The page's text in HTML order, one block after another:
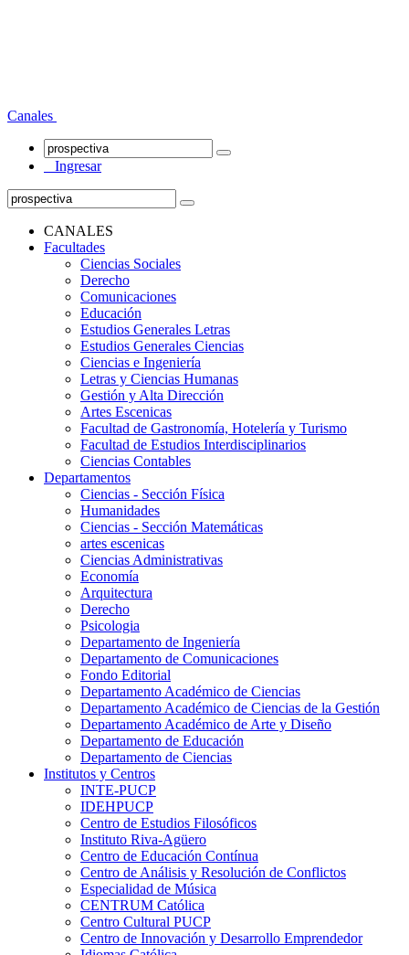
Canales
Ingresar
CANALES
Facultades
Ciencias Sociales
Derecho
Comunicaciones
Educación
Estudios Generales Letras
Estudios Generales Ciencias
Ciencias e Ingeniería
Letras y Ciencias Humanas
Gestión y Alta Dirección
Artes Escenicas
Facultad de Gastronomía, Hotelería y Turismo
Facultad de Estudios Interdisciplinarios
Ciencias Contables
Departamentos
Ciencias - Sección Física
Humanidades
Ciencias - Sección Matemáticas
artes escenicas
Ciencias Administrativas
Economía
Arquitectura
Derecho
Psicologia
Departamento de Ingeniería
Departamento de Comunicaciones
Fondo Editorial
Departamento Académico de Ciencias
Departamento Académico de Ciencias de la Gestión
Departamento Académico de Arte y Diseño
Departamento de Educación
Departamento de Ciencias
Institutos y Centros
INTE-PUCP
IDEHPUCP
Centro de Estudios Filosóficos
Instituto Riva-Agüero
Centro de Educación Contínua
Centro de Análisis y Resolución de Conflictos
Especialidad de Música
CENTRUM Católica
Centro Cultural PUCP
Centro de Innovación y Desarrollo Emprendedor